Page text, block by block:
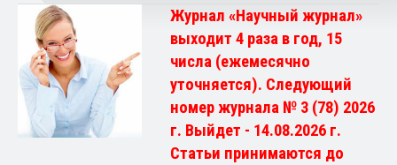
Журнал «Научный журнал»
выходит 4 раза в год, 15
числа (ежемесячно
уточняется). Следующий
номер журнала № 3 (78) 2026
г. Выйдет - 14.08.2026 г.
Статьи принимаются до